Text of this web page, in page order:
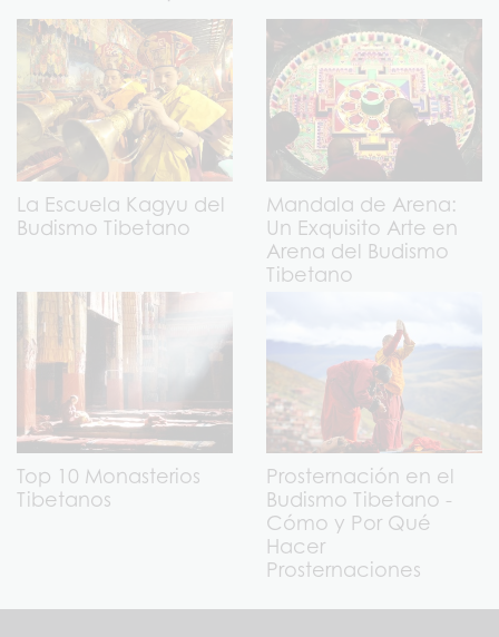
La Escuela Kagyu del
Budismo Tibetano
Mandala de Arena:
Un Exquisito Arte en
Arena del Budismo
Tibetano
Top 10 Monasterios
Tibetanos
Prosternación en el
Budismo Tibetano -
Cómo y Por Qué
Hacer
Prosternaciones